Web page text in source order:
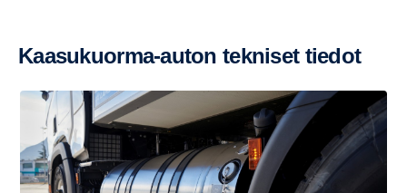
Kaasukuorma-​auton tekniset tiedot